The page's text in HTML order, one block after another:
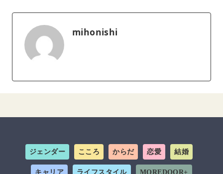
mihonishi
ジェンダー こころ からだ 恋愛 結婚
キャリア ライフスタイル MOREDOOR+